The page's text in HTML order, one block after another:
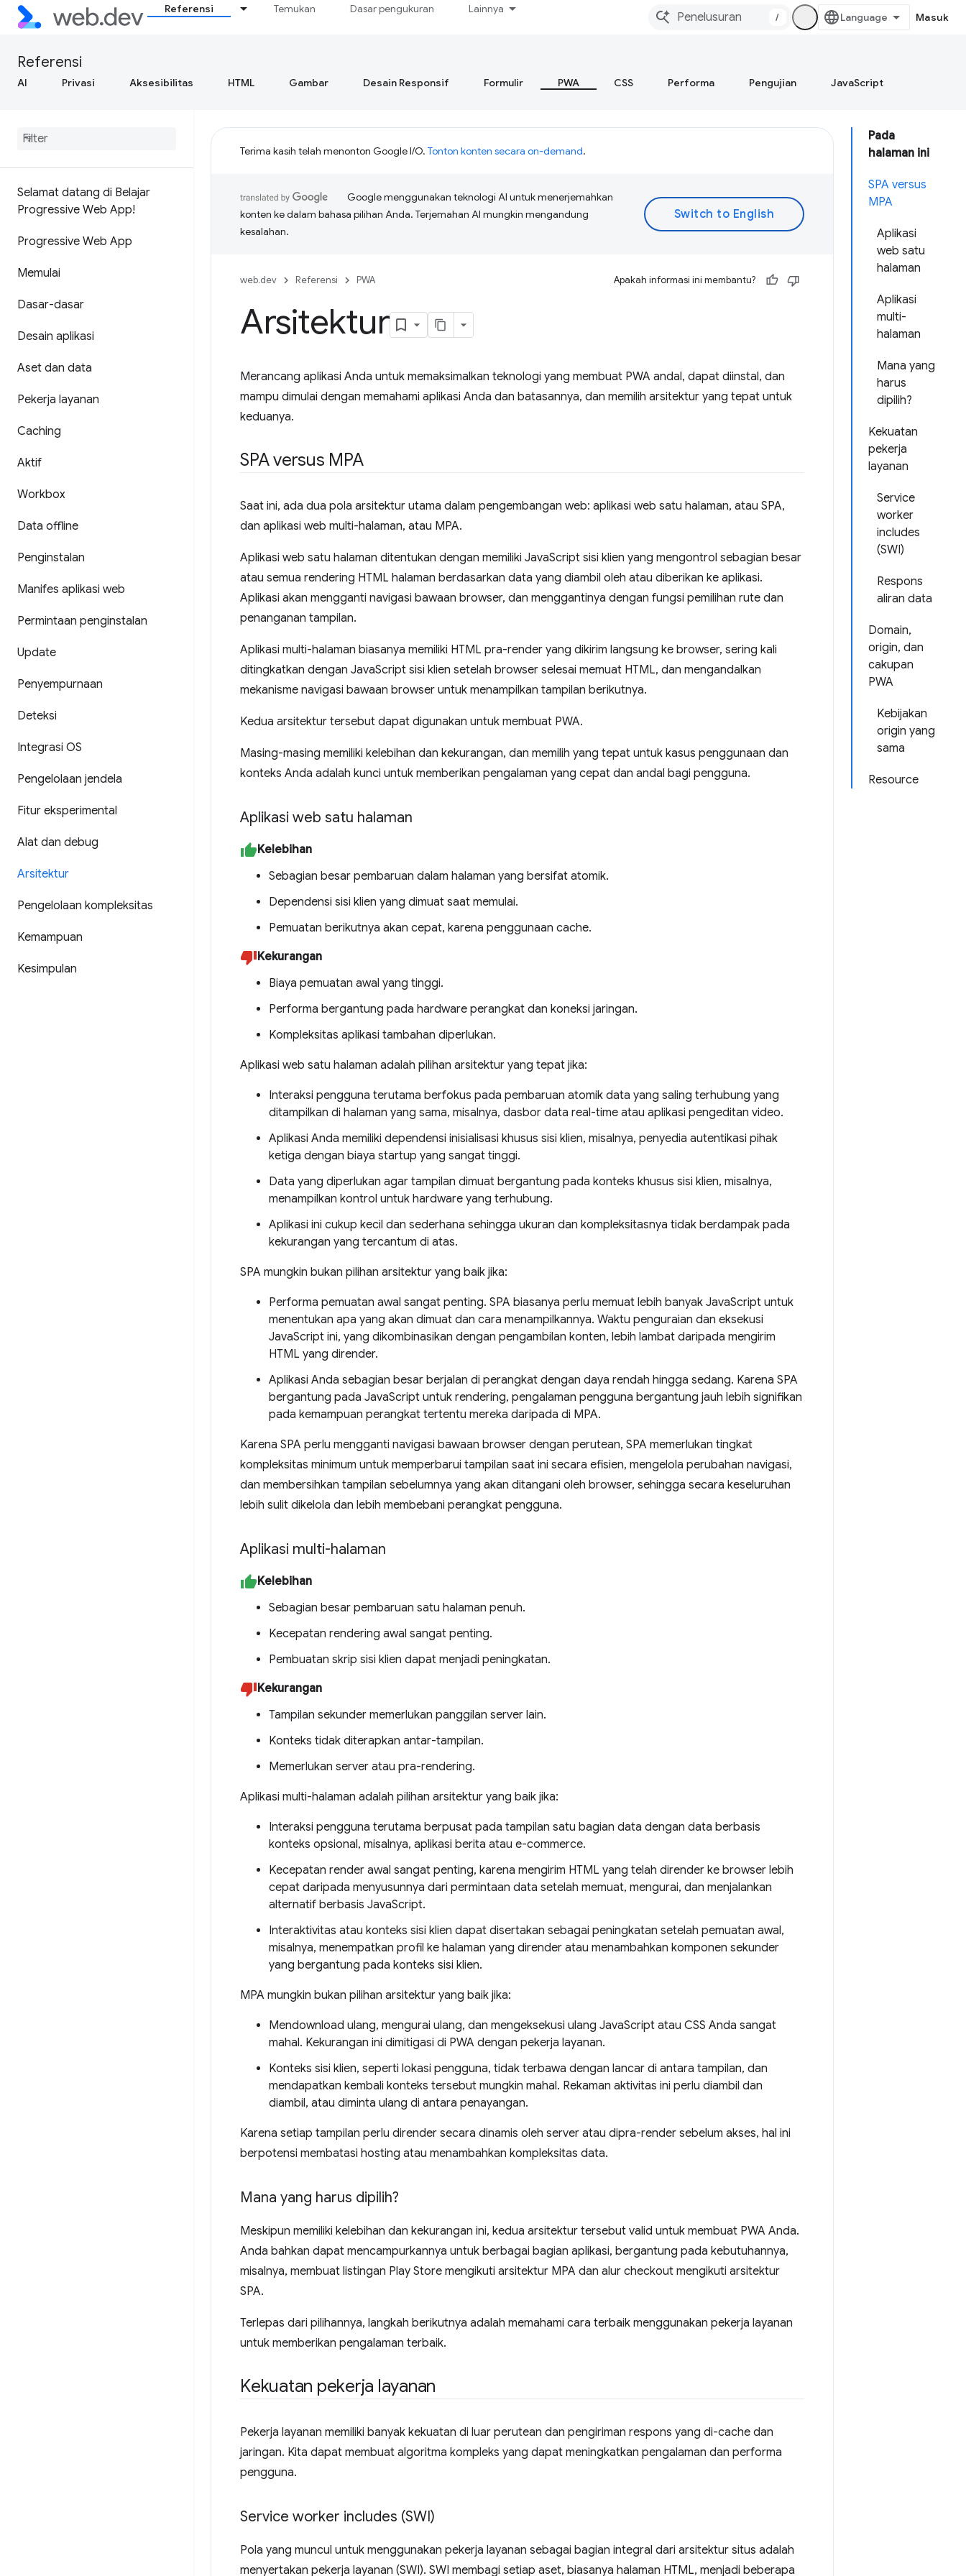
Referensi Temukan Dasar pengukuran Lainnya
/ Masuk
Referensi
AI Privasi Aksesibilitas HTML Gambar Desain Responsif Formulir PWA CSS Performa Pengujian JavaScript
Selamat datang di Belajar
Progressive Web App!
Progressive Web App
Memulai
Dasar-dasar
Desain aplikasi
Aset dan data
Pekerja layanan
Caching
Aktif
Workbox
Data offline
Penginstalan
Manifes aplikasi web
Permintaan penginstalan
Update
Penyempurnaan
Deteksi
Integrasi OS
Pengelolaan jendela
Fitur eksperimental
Alat dan debug
Arsitektur
Pengelolaan kompleksitas
Kemampuan
Kesimpulan
Pada
halaman ini
SPA versus
MPA
Aplikasi
web satu
halaman
Aplikasi
multi-
halaman
Mana yang
harus
dipilih?
Kekuatan
pekerja
layanan
Service
worker
includes
(SWI)
Respons
aliran data
Domain,
origin, dan
cakupan
PWA
Kebijakan
origin yang
sama
Resource
Terima kasih telah menonton Google I/O. Tonton konten secara on-demand.
Google menggunakan teknologi AI untuk menerjemahkan
konten ke dalam bahasa pilihan Anda. Terjemahan AI mungkin mengandung
kesalahan.
web.dev Referensi PWA Apakah informasi ini membantu?
Arsitektur
Merancang aplikasi Anda untuk memaksimalkan teknologi yang membuat PWA andal, dapat diinstal, dan
mampu dimulai dengan memahami aplikasi Anda dan batasannya, dan memilih arsitektur yang tepat untuk
keduanya.
SPA versus MPA
Saat ini, ada dua pola arsitektur utama dalam pengembangan web: aplikasi web satu halaman, atau SPA,
dan aplikasi web multi-halaman, atau MPA.
Aplikasi web satu halaman ditentukan dengan memiliki JavaScript sisi klien yang mengontrol sebagian besar
atau semua rendering HTML halaman berdasarkan data yang diambil oleh atau diberikan ke aplikasi.
Aplikasi akan mengganti navigasi bawaan browser, dan menggantinya dengan fungsi pemilihan rute dan
penanganan tampilan.
Aplikasi multi-halaman biasanya memiliki HTML pra-render yang dikirim langsung ke browser, sering kali
ditingkatkan dengan JavaScript sisi klien setelah browser selesai memuat HTML, dan mengandalkan
mekanisme navigasi bawaan browser untuk menampilkan tampilan berikutnya.
Kedua arsitektur tersebut dapat digunakan untuk membuat PWA.
Masing-masing memiliki kelebihan dan kekurangan, dan memilih yang tepat untuk kasus penggunaan dan
konteks Anda adalah kunci untuk memberikan pengalaman yang cepat dan andal bagi pengguna.
Aplikasi web satu halaman
Kelebihan
Sebagian besar pembaruan dalam halaman yang bersifat atomik.
Dependensi sisi klien yang dimuat saat memulai.
Pemuatan berikutnya akan cepat, karena penggunaan cache.
Kekurangan
Biaya pemuatan awal yang tinggi.
Performa bergantung pada hardware perangkat dan koneksi jaringan.
Kompleksitas aplikasi tambahan diperlukan.
Aplikasi web satu halaman adalah pilihan arsitektur yang tepat jika:
Interaksi pengguna terutama berfokus pada pembaruan atomik data yang saling terhubung yang
ditampilkan di halaman yang sama, misalnya, dasbor data real-time atau aplikasi pengeditan video.
Aplikasi Anda memiliki dependensi inisialisasi khusus sisi klien, misalnya, penyedia autentikasi pihak
ketiga dengan biaya startup yang sangat tinggi.
Data yang diperlukan agar tampilan dimuat bergantung pada konteks khusus sisi klien, misalnya,
menampilkan kontrol untuk hardware yang terhubung.
Aplikasi ini cukup kecil dan sederhana sehingga ukuran dan kompleksitasnya tidak berdampak pada
kekurangan yang tercantum di atas.
SPA mungkin bukan pilihan arsitektur yang baik jika:
Performa pemuatan awal sangat penting. SPA biasanya perlu memuat lebih banyak JavaScript untuk
menentukan apa yang akan dimuat dan cara menampilkannya. Waktu penguraian dan eksekusi
JavaScript ini, yang dikombinasikan dengan pengambilan konten, lebih lambat daripada mengirim
HTML yang dirender.
Aplikasi Anda sebagian besar berjalan di perangkat dengan daya rendah hingga sedang. Karena SPA
bergantung pada JavaScript untuk rendering, pengalaman pengguna bergantung jauh lebih signifikan
pada kemampuan perangkat tertentu mereka daripada di MPA.
Karena SPA perlu mengganti navigasi bawaan browser dengan perutean, SPA memerlukan tingkat
kompleksitas minimum untuk memperbarui tampilan saat ini secara efisien, mengelola perubahan navigasi,
dan membersihkan tampilan sebelumnya yang akan ditangani oleh browser, sehingga secara keseluruhan
lebih sulit dikelola dan lebih membebani perangkat pengguna.
Aplikasi multi-halaman
Kelebihan
Sebagian besar pembaruan satu halaman penuh.
Kecepatan rendering awal sangat penting.
Pembuatan skrip sisi klien dapat menjadi peningkatan.
Kekurangan
Tampilan sekunder memerlukan panggilan server lain.
Konteks tidak diterapkan antar-tampilan.
Memerlukan server atau pra-rendering.
Aplikasi multi-halaman adalah pilihan arsitektur yang baik jika:
Interaksi pengguna terutama berpusat pada tampilan satu bagian data dengan data berbasis
konteks opsional, misalnya, aplikasi berita atau e-commerce.
Kecepatan render awal sangat penting, karena mengirim HTML yang telah dirender ke browser lebih
cepat daripada menyusunnya dari permintaan data setelah memuat, mengurai, dan menjalankan
alternatif berbasis JavaScript.
Interaktivitas atau konteks sisi klien dapat disertakan sebagai peningkatan setelah pemuatan awal,
misalnya, menempatkan profil ke halaman yang dirender atau menambahkan komponen sekunder
yang bergantung pada konteks sisi klien.
MPA mungkin bukan pilihan arsitektur yang baik jika:
Mendownload ulang, mengurai ulang, dan mengeksekusi ulang JavaScript atau CSS Anda sangat
mahal. Kekurangan ini dimitigasi di PWA dengan pekerja layanan.
Konteks sisi klien, seperti lokasi pengguna, tidak terbawa dengan lancar di antara tampilan, dan
mendapatkan kembali konteks tersebut mungkin mahal. Rekaman aktivitas ini perlu diambil dan
diambil, atau diminta ulang di antara penayangan.
Karena setiap tampilan perlu dirender secara dinamis oleh server atau dipra-render sebelum akses, hal ini
berpotensi membatasi hosting atau menambahkan kompleksitas data.
Mana yang harus dipilih?
Meskipun memiliki kelebihan dan kekurangan ini, kedua arsitektur tersebut valid untuk membuat PWA Anda.
Anda bahkan dapat mencampurkannya untuk berbagai bagian aplikasi, bergantung pada kebutuhannya,
misalnya, membuat listingan Play Store mengikuti arsitektur MPA dan alur checkout mengikuti arsitektur
SPA.
Terlepas dari pilihannya, langkah berikutnya adalah memahami cara terbaik menggunakan pekerja layanan
untuk memberikan pengalaman terbaik.
Kekuatan pekerja layanan
Pekerja layanan memiliki banyak kekuatan di luar perutean dan pengiriman respons yang di-cache dan
jaringan. Kita dapat membuat algoritma kompleks yang dapat meningkatkan pengalaman dan performa
pengguna.
Service worker includes (SWI)
Pola yang muncul untuk menggunakan pekerja layanan sebagai bagian integral dari arsitektur situs adalah
menyertakan pekerja layanan (SWI). SWI membagi setiap aset, biasanya halaman HTML, menjadi beberapa